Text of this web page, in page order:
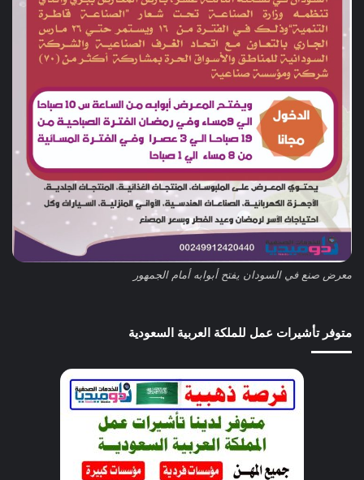
معرض صنع في السودان يفتح أبوابه أمام الجمهور
متوفر تأشيرات عمل للملكة العربية السعودية